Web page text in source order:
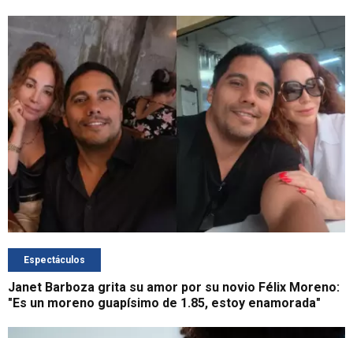
Espectáculos
Janet Barboza grita su amor por su novio Félix Moreno:
"Es un moreno guapísimo de 1.85, estoy enamorada"